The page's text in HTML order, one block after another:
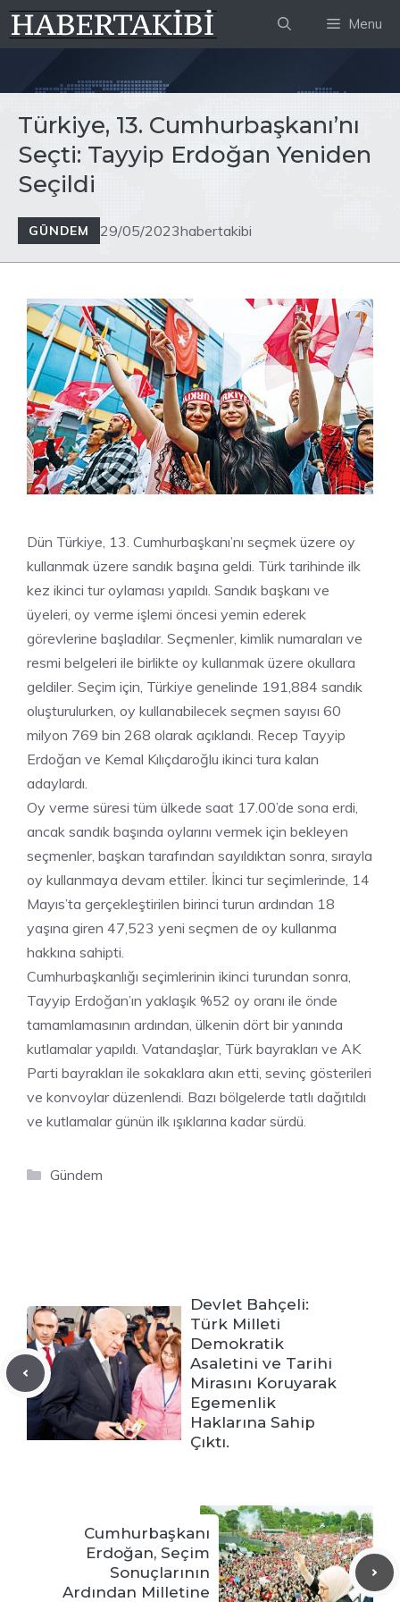
İçeriğe
atla
Menu
Türkiye, 13. Cumhurbaşkanı’nı
Seçti: Tayyip Erdoğan Yeniden
Seçildi
GÜNDEM 29/05/2023habertakibi
Dün Türkiye, 13. Cumhurbaşkanı’nı seçmek üzere oy
kullanmak üzere sandık başına geldi. Türk tarihinde ilk
kez ikinci tur oylaması yapıldı. Sandık başkanı ve
üyeleri, oy verme işlemi öncesi yemin ederek
görevlerine başladılar. Seçmenler, kimlik numaraları ve
resmi belgeleri ile birlikte oy kullanmak üzere okullara
geldiler. Seçim için, Türkiye genelinde 191,884 sandık
oluşturulurken, oy kullanabilecek seçmen sayısı 60
milyon 769 bin 268 olarak açıklandı. Recep Tayyip
Erdoğan ve Kemal Kılıçdaroğlu ikinci tura kalan
adaylardı.
Oy verme süresi tüm ülkede saat 17.00’de sona erdi,
ancak sandık başında oylarını vermek için bekleyen
seçmenler, başkan tarafından sayıldıktan sonra, sırayla
oy kullanmaya devam ettiler. İkinci tur seçimlerinde, 14
Mayıs’ta gerçekleştirilen birinci turun ardından 18
yaşına giren 47,523 yeni seçmen de oy kullanma
hakkına sahipti.
Cumhurbaşkanlığı seçimlerinin ikinci turundan sonra,
Tayyip Erdoğan’ın yaklaşık %52 oy oranı ile önde
tamamlamasının ardından, ülkenin dört bir yanında
kutlamalar yapıldı. Vatandaşlar, Türk bayrakları ve AK
Parti bayrakları ile sokaklara akın etti, sevinç gösterileri
ve konvoylar düzenlendi. Bazı bölgelerde tatlı dağıtıldı
ve kutlamalar günün ilk ışıklarına kadar sürdü.
Kategoriler
Gündem
Devlet Bahçeli:
Türk Milleti
Demokratik
Asaletini ve Tarihi
Mirasını Koruyarak
Egemenlik
Haklarına Sahip
Çıktı.
Cumhurbaşkanı
Erdoğan, Seçim
Sonuçlarının
Ardından Milletine